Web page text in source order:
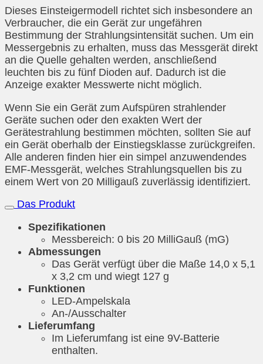
Dieses Einsteigermodell richtet sich insbesondere an
Verbraucher, die ein Gerät zur ungefähren
Bestimmung der Strahlungsintensität suchen. Um ein
Messergebnis zu erhalten, muss das Messgerät direkt
an die Quelle gehalten werden, anschließend
leuchten bis zu fünf Dioden auf. Dadurch ist die
Anzeige exakter Messwerte nicht möglich.
Wenn Sie ein Gerät zum Aufspüren strahlender
Geräte suchen oder den exakten Wert der
Gerätestrahlung bestimmen möchten, sollten Sie auf
ein Gerät oberhalb der Einstiegsklasse zurückgreifen.
Alle anderen finden hier ein simpel anzuwendendes
EMF-Messgerät, welches Strahlungsquellen bis zu
einem Wert von 20 Milligauß zuverlässig identifiziert.
Das Produkt
Spezifikationen
Messbereich: 0 bis 20 MilliGauß (mG)
Abmessungen
Das Gerät verfügt über die Maße 14,0 x 5,1
x 3,2 cm und wiegt 127 g
Funktionen
LED-Ampelskala
An-/Ausschalter
Lieferumfang
Im Lieferumfang ist eine 9V-Batterie
enthalten.